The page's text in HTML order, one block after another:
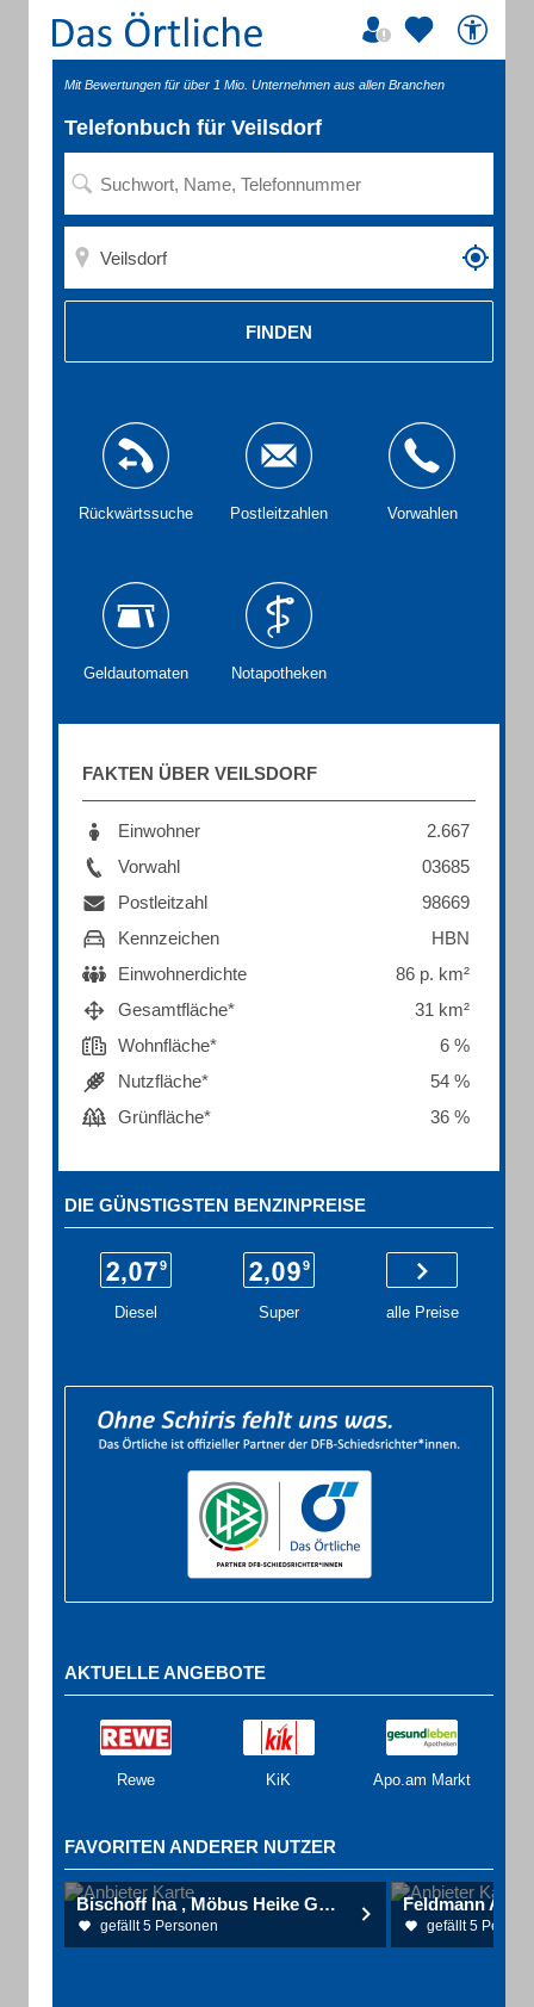
Mit Bewertungen für über 1 Mio. Unternehmen aus allen Branchen
Telefonbuch für Veilsdorf
FINDEN
Rückwärtssuche Postleitzahlen Vorwahlen
Geldautomaten Notapotheken
FAKTEN ÜBER VEILSDORF
Einwohner
2.667
Vorwahl
03685
Postleitzahl
98669
Kennzeichen
HBN
Einwohnerdichte
86 p. km²
Gesamtfläche*
31 km²
Wohnfläche*
6 %
Nutzfläche*
54 %
Grünfläche*
36 %
DIE GÜNSTIGSTEN BENZINPREISE
Diesel Super alle Preise
AKTUELLE ANGEBOTE
Rewe KiK Apo.am Markt
FAVORITEN ANDERER NUTZER
Bischoff Ina , Möbus Heike Gemeinschaftspraxis für Allgemeinmedizin
gefällt 5 Personen
Feldmann
gefällt 5